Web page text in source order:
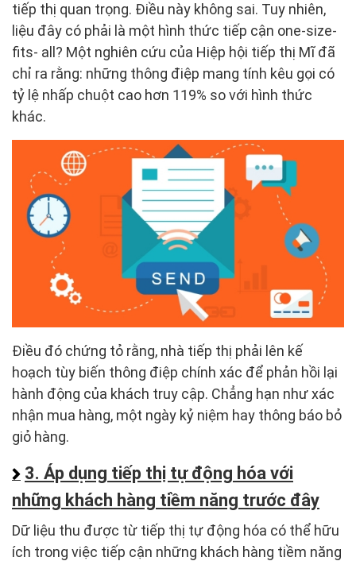
tiếp thị quan trọng. Điều này không sai. Tuy nhiên,
liệu đây có phải là một hình thức tiếp cận one-size-
fits- all? Một nghiên cứu của Hiệp hội tiếp thị Mĩ đã
chỉ ra rằng: những thông điệp mang tính kêu gọi có
tỷ lệ nhấp chuột cao hơn 119% so với hình thức
khác.
Điều đó chứng tỏ rằng, nhà tiếp thị phải lên kế
hoạch tùy biến thông điệp chính xác để phản hồi lại
hành động của khách truy cập. Chẳng hạn như xác
nhận mua hàng, một ngày kỷ niệm hay thông báo bỏ
giỏ hàng.
3. Áp dụng tiếp thị tự động hóa với
những khách hàng tiềm năng trước đây
Dữ liệu thu được từ tiếp thị tự động hóa có thể hữu
ích trong việc tiếp cận những khách hàng tiềm năng